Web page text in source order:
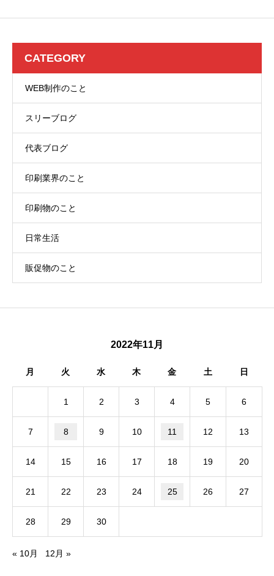
CATEGORY
WEB制作のこと
スリーブログ
代表ブログ
印刷業界のこと
印刷物のこと
日常生活
販促物のこと
2022年11月
月 火 水 木 金 土 日
1 2 3 4 5 6
7 8 9 10 11 12 13
14 15 16 17 18 19 20
21 22 23 24 25 26 27
28 29 30
« 10月 12月 »